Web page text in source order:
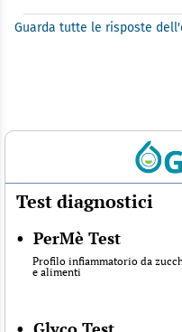
Guarda tutte le risposte
Test diagnostici
• PerMè Test
Profilo infiammatorio da
e alimenti